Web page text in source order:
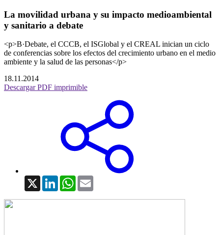
La movilidad urbana y su impacto medioambiental
y sanitario a debate
<p>B·Debate, el CCCB, el ISGlobal y el CREAL inician un ciclo
de conferencias sobre los efectos del crecimiento urbano en el medio
ambiente y la salud de las personas</p>
18.11.2014
Descargar PDF imprimible
X LinkedInWhatsApp